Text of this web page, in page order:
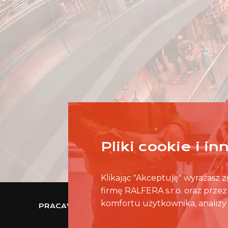
PRACAWCENTRUMHANDLOWYM.PL
Pliki cookie i
Klikając "Akceptuję" wyrażasz
firmę RALFERA s.r.o. oraz
komfortu użytkownika,